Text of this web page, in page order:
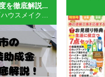
を徹底解説...